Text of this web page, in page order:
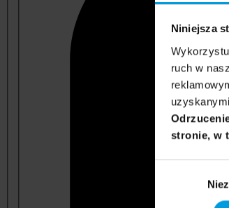
Niniejsza
ruch w
stronie, w